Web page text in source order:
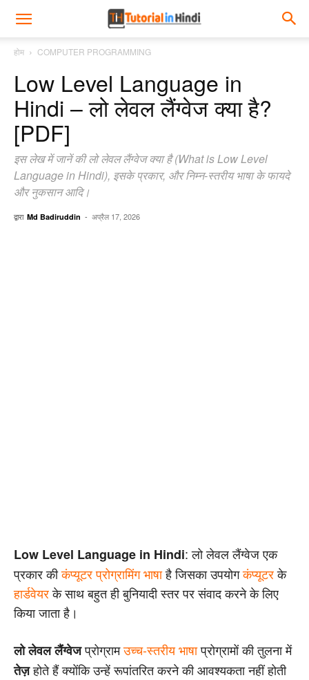
होम COMPUTER PROGRAMMING
Low Level Language in
Hindi – लो लेवल लैंग्वेज क्या है?
[PDF]
इस लेख में जानें की लो लेवल लैंग्वेज क्या है (What is Low Level
Language in Hindi), इसके प्रकार, और निम्न-स्तरीय भाषा के फायदे
और नुकसान आदि।
द्वारा Md Badiruddin - अप्रैल 17, 2026
Low Level Language in Hindi: लो लेवल लैंग्वेज एक
प्रकार कीकंप्यूटर प्रोग्रामिंग भाषाहै जिसका उपयोगकंप्यूटरके
हार्डवेयरके साथ बहुत ही बुनियादी स्तर पर संवाद करने के लिए
किया जाता है।
लो लेवल लैंग्वेजप्रोग्रामउच्च-स्तरीय भाषाप्रोग्रामों की तुलना में
तेज़होते हैं क्योंकि उन्हें रूपांतरित करने की आवश्यकता नहीं होती